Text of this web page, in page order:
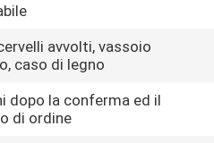
avvolti, vassoio
caso di legno
dopo la conferma ed il
di ordine